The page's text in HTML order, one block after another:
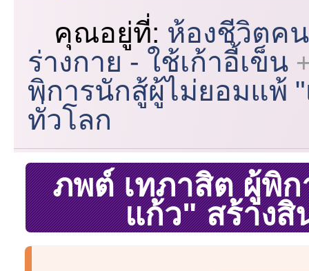
คุณอยู่ที่: ห้องชีวิตค
ร่างกาย - ใช้เก้าอี้เข็น
พิการนักสู้ผู้ไม่ยอมแพ้
ทั่วโลก
ภพต์ เทภาสิต ผู้พิ
แก้ว" สร้าง